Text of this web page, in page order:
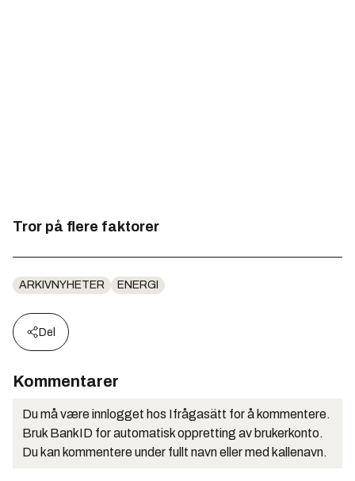
Tror på flere faktorer
ARKIVNYHETER ENERGI
Del
Kommentarer
Du må være innlogget hos Ifrågasätt for å kommentere.
Bruk BankID for automatisk oppretting av brukerkonto.
Du kan kommentere under fullt navn eller med kallenavn.